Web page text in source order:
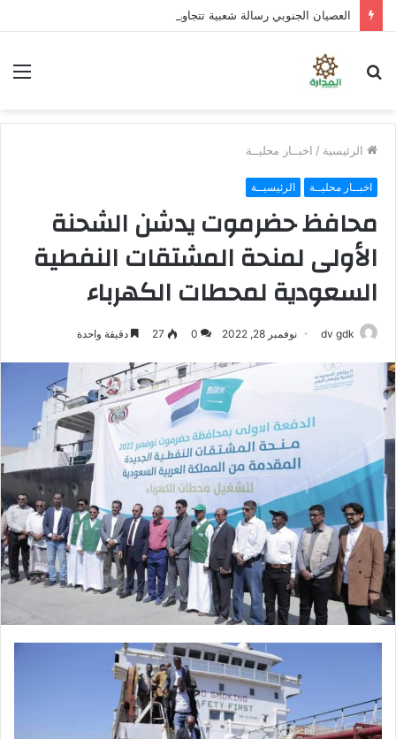
العصيان الجنوبي رسالة شعبية تتجاوز الخدمات
الرئيسية / اخبــار محليــة
اخبــار محليــة الرئيسيــة
محافظ حضرموت يدشن الشحنة
الأولى لمنحة المشتقات النفطية
السعودية لمحطات الكهرباء
dv gdk نوفمبر 28, 2022 0
27 دقيقة واحدة